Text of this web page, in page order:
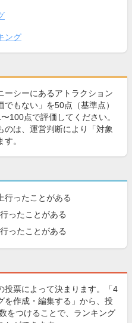
ング
ーシーにあるアトラクション
もない」を50点（基準点）
100点で評価してください。
のは、運営判断により「対象
。
行ったことがある
ったことがある
ったことがある
投票によって決まります。「4
を作成・編集する」から、投
をつけることで、ランキング